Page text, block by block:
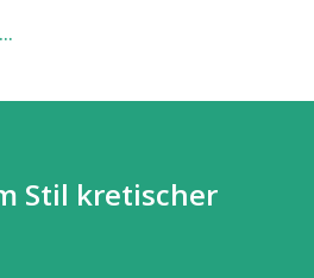
Stil kretischer